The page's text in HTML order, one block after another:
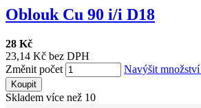
Oblouk Cu 90 i/i D18
28 Kč
23,14 Kč bez DPH
Změnit počet
Navýšit množství
Koupit
Skladem více než 10